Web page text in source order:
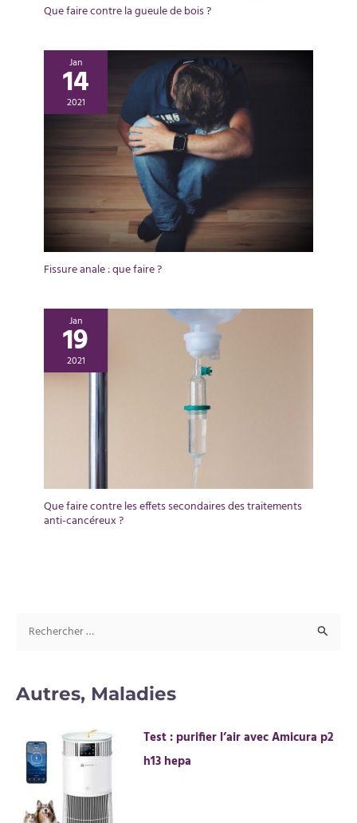
Que faire contre la gueule de bois ?
Jan
14
2021
Fissure anale : que faire ?
Jan
19
2021
Que faire contre les effets secondaires des traitements
anti-cancéreux ?
h
Autres, Maladies
Test : purifier l’air avec Amicura p2
h13 hepa